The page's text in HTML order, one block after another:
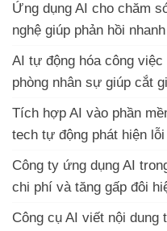
Ứng dụng AI cho chăm
nghệ giúp phản hồi
AI tự động hóa công
phòng nhân sự giúp cắt
Tích hợp AI vào phần
tech tự động phát hiện
Công ty ứng dụng AI
chi phí và tăng gấp đôi
Công cụ AI viết nội dung